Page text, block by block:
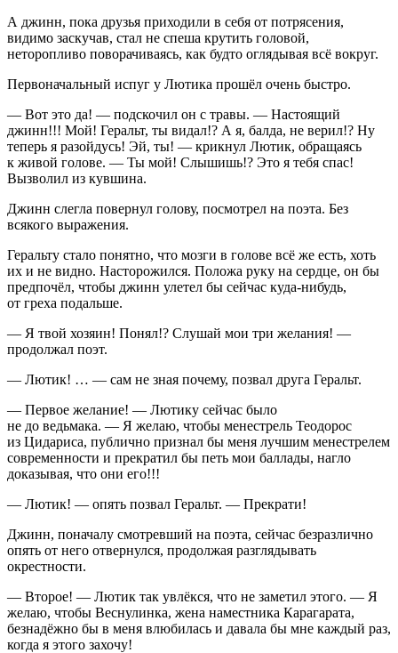
А джинн, пока друзья приходили в себя от потрясения,
видимо заскучав, стал не спеша крутить головой,
неторопливо поворачиваясь, как будто оглядывая всё вокруг.
Первоначальный испуг у Лютика прошёл очень быстро.
— Вот это да! — подскочил он с травы. — Настоящий
джинн!!! Мой! Геральт, ты видал!? А я, балда, не верил!? Ну
теперь я разойдусь! Эй, ты! — крикнул Лютик, обращаясь
к живой голове. — Ты мой! Слышишь!? Это я тебя спас!
Вызволил из кувшина.
Джинн слегла повернул голову, посмотрел на поэта. Без
всякого выражения.
Геральту стало понятно, что мозги в голове всё же есть, хоть
их и не видно. Насторожился. Положа руку на сердце, он бы
предпочёл, чтобы джинн улетел бы сейчас куда-нибудь,
от греха подальше.
— Я твой хозяин! Понял!? Слушай мои три желания! —
продолжал поэт.
— Лютик! … — сам не зная почему, позвал друга Геральт.
— Первое желание! — Лютику сейчас было
не до ведьмака. — Я желаю, чтобы менестрель Теодорос
из Цидариса, публично признал бы меня лучшим менестрелем
современности и прекратил бы петь мои баллады, нагло
доказывая, что они его!!!
— Лютик! — опять позвал Геральт. — Прекрати!
Джинн, поначалу смотревший на поэта, сейчас безразлично
опять от него отвернулся, продолжая разглядывать
окрестности.
— Второе! — Лютик так увлёкся, что не заметил этого. — Я
желаю, чтобы Веснулинка, жена наместника Карагарата,
безнадёжно бы в меня влюбилась и давала бы мне каждый раз,
когда я этого захочу!